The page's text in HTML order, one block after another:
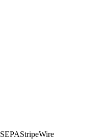
SEPAStripeWire